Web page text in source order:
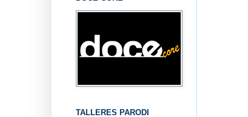
TALLERES PARODI